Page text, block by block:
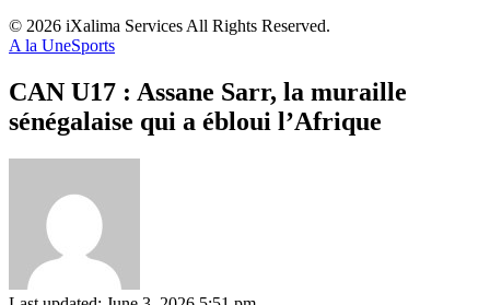
© 2026 iXalima Services All Rights Reserved.
A la UneSports
CAN U17 : Assane Sarr, la muraille
sénégalaise qui a ébloui l’Afrique